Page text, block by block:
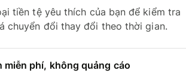
tiền tệ yêu thích của bạn để kiểm tra
chuyển đổi thay đổi theo thời gian.
miễn phí, không quảng cáo